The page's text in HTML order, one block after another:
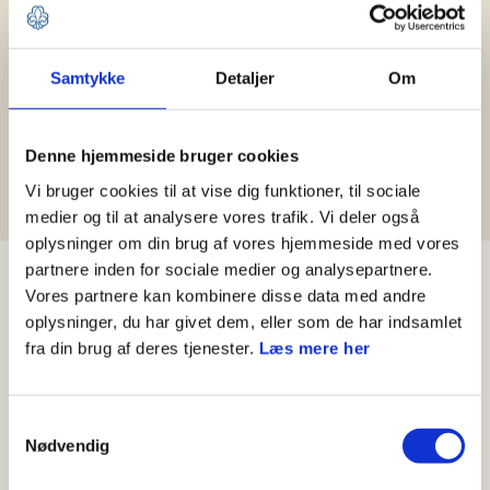
Samtykke Detaljer Om
Denne hjemmeside bruger cookies
Vi bruger cookies til at vise dig funktioner, til sociale
medier og til at analysere vores trafik. Vi deler også
oplysninger om din brug af vores hjemmeside med vores
partnere inden for sociale medier og analysepartnere.
Vores partnere kan kombinere disse data med andre
oplysninger, du har givet dem, eller som de har indsamlet
fra din brug af deres tjenester. Læs mere her
Nødvendig
Hjælp til Medlemsservice
Medlemshåndtering
Nyheder